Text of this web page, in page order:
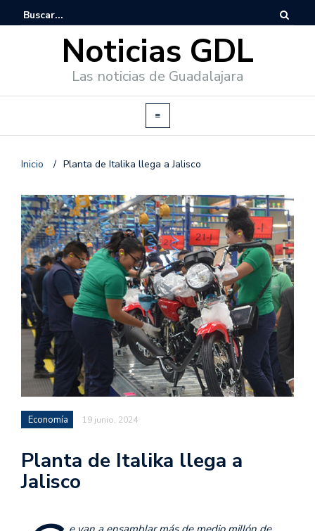
Noticias GDL
Las noticias de Guadalajara
Inicio / Planta de Italika llega a Jalisco
Economía 19 junio, 2024
Planta de Italika llega a
Jalisco